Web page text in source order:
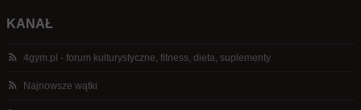
KANAŁ
4gym.pl - forum kulturystyczne, fitness, dieta, suplementy
Najnowsze wątki